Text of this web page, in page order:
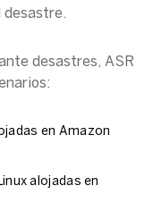
desastre.
desastres, ASR
en Amazon
alojadas en